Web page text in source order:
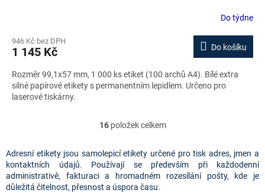
Do týdne
946 Kč bez DPH
1 145 Kč Do košíku
Rozměr 99,1x57 mm, 1 000 ks etiket (100 archů A4). Bílé extra
silné papírové etikety s permanentním lepidlem. Určeno pro
laserové tiskárny.
O
l
á
d
a
16položek celkem
Adresní etikety jsou samolepicí etikety určené pro tisk adres, jmen a
kontaktních údajů. Používají se především při každodenní
administrativě, fakturaci a hromadném rozesílání pošty, kde je
důležitá čitelnost, přesnost a úspora času.